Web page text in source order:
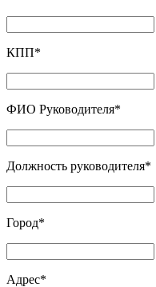
КПП*
ФИО Руководителя*
Должность руководителя*
Город*
Адрес*